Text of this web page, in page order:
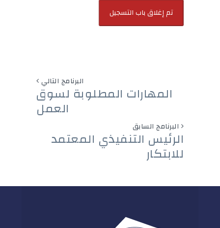
البرنامج التالي
المهارات المطلوبة لسوق
العمل
البرنامج السابق
الرئيس التنفيذي المعتمد
للابتكار